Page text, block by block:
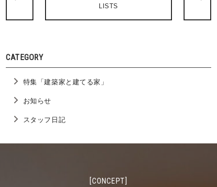
LISTS
CATEGORY
特集「建築家と建てる家」
お知らせ
スタッフ日記
[CONCEPT]